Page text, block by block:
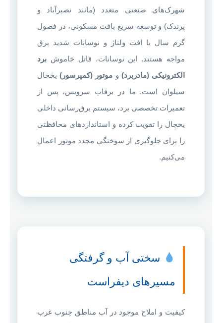
شهرک‌های صنعتی متعدد (مانند نصیرآباد و
پرندک) و توسعه سریع بافت مسکونی، در فصول
گرم سال با افت ولتاژ و نوسانات شدید برق
مواجه هستند. این نوسانات، قاتل خاموش برد
الکترونیکی (مادربرد) و موتور (کمپرسور)یخچال
سیلوان است. ما در برفاب سرویس، پس از
تعمیرات تخصصی برد، سیستم برق‌رسانی داخلی
یخچال را تقویت کرده و استانداردهای محافظتی
را برای جلوگیری از سوختگی مجدد موتور اعمال
می‌کنیم.
سختی آب و گرفتگی
مسیرهای دیفراست
کیفیت و املاح موجود در آب مناطق جنوب غرب